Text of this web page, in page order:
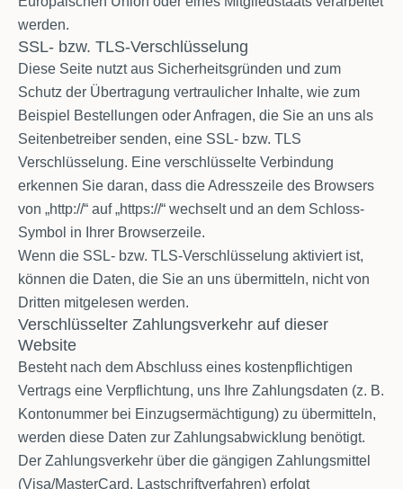
werden.
SSL- bzw. TLS-Verschlüsselung
Diese Seite nutzt aus Sicherheitsgründen und zum
Schutz der Übertragung vertraulicher Inhalte, wie zum
Beispiel Bestellungen oder Anfragen, die Sie an uns als
Seitenbetreiber senden, eine SSL- bzw. TLS
Verschlüsselung. Eine verschlüsselte Verbindung
erkennen Sie daran, dass die Adresszeile des Browsers
von „http://“ auf „https://“ wechselt und an dem Schloss-
Symbol in Ihrer Browserzeile.
Wenn die SSL- bzw. TLS-Verschlüsselung aktiviert ist,
können die Daten, die Sie an uns übermitteln, nicht von
Dritten mitgelesen werden.
Verschlüsselter Zahlungsverkehr auf dieser
Website
Besteht nach dem Abschluss eines kostenpflichtigen
Vertrags eine Verpflichtung, uns Ihre Zahlungsdaten (z. B.
Kontonummer bei Einzugsermächtigung) zu übermitteln,
werden diese Daten zur Zahlungsabwicklung benötigt.
Der Zahlungsverkehr über die gängigen Zahlungsmittel
(Visa/MasterCard, Lastschriftverfahren) erfolgt